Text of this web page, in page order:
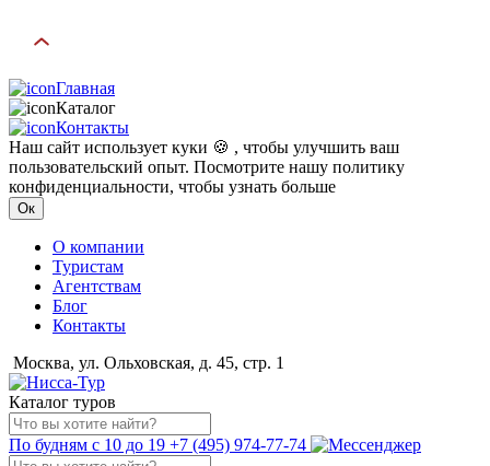
Главная
Каталог
Контакты
Наш сайт использует куки 🍪 , чтобы улучшить ваш
пользовательский опыт. Посмотрите нашу политику
конфиденциальности, чтобы узнать больше
Ок
О компании
Туристам
Агентствам
Блог
Контакты
Москва, ул. Ольховская, д. 45, стр. 1
Каталог туров
По будням с 10 до 19 +7 (495) 974-77-74